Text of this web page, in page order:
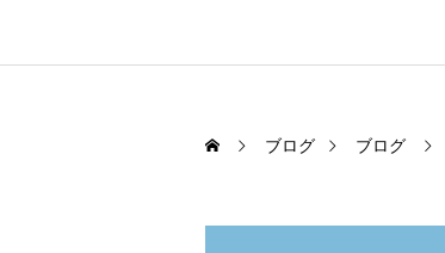
ブログ ブログ